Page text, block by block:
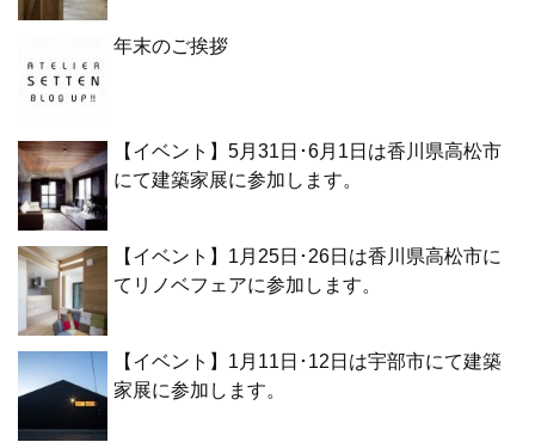
年末のご挨拶
【イベント】5月31日･6月1日は香川県高松市
にて建築家展に参加します。
【イベント】1月25日･26日は香川県高松市に
てリノベフェアに参加します。
【イベント】1月11日･12日は宇部市にて建築
家展に参加します。